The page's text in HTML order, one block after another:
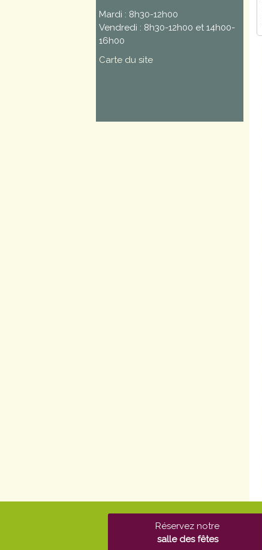
Mardi : 8h30-12h00
Vendredi : 8h30-12h00 et 14h00-
16h00
Carte du site
Réservez notre
salle des fêtes